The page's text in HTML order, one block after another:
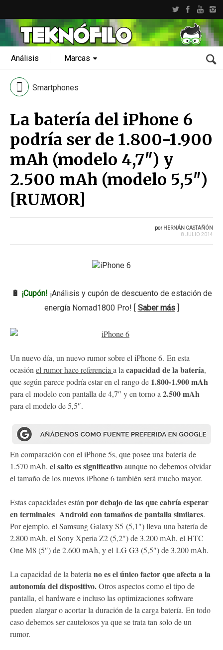
Análisis Marcas
Smartphones
La batería del iPhone 6
podría ser de 1.800-1.900
mAh (modelo 4,7″) y
2.500 mAh (modelo 5,5″)
[RUMOR]
por HERNÁN CASTAÑÓN
8 JULIO 2014
🔋 ¡Cupón! ¡Análisis y cupón de descuento de estación de
energía Nomad1800 Pro! [ Saber más]
Un nuevo día, un nuevo rumor sobre el iPhone 6. En esta
ocasión el rumor hace referencia a la capacidad de la batería,
que según parece podría estar en el rango de 1.800-1.900 mAh
para el modelo con pantalla de 4,7″ y en torno a 2.500 mAh
para el modelo de 5,5″.
En comparación con el iPhone 5s, que posee una batería de
1.570 mAh, el salto es significativoaunque no debemos olvidar
el tamaño de los nuevos iPhone 6 también será mucho mayor.
Estas capacidades están por debajo de las que cabría esperar
en terminales Android con tamaños de pantalla similares.
Por ejemplo, el Samsung Galaxy S5 (5,1″) lleva una batería de
2.800 mAh, el Sony Xperia Z2 (5,2″) de 3.200 mAh, el HTC
One M8 (5″) de 2.600 mAh, y el LG G3 (5,5″) de 3.200 mAh.
La capacidad de la batería no es el único factor que afecta a la
autonomía del dispositivo.Otros aspectos como el tipo de
pantalla, el hardware e incluso las optimizaciones software
pueden alargar o acortar la duración de la carga batería. En todo
caso debemos ser cautelosos ya que se trata tan solo de un
rumor.